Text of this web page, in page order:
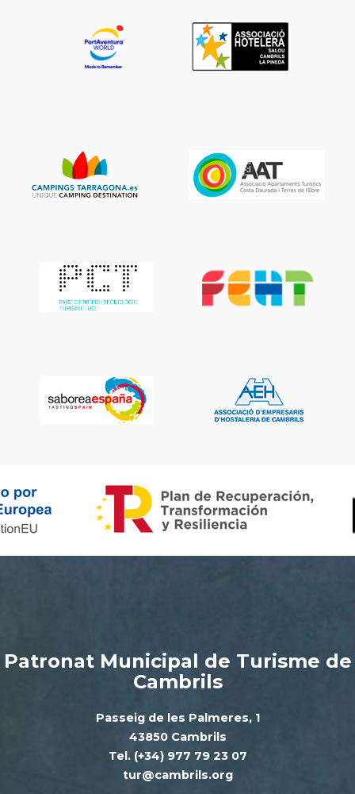
Patronat Municipal de Turisme de
Cambrils
Passeig de les Palmeres, 1
43850 Cambrils
Tel. (+34) 977 79 23 07
tur@cambrils.org